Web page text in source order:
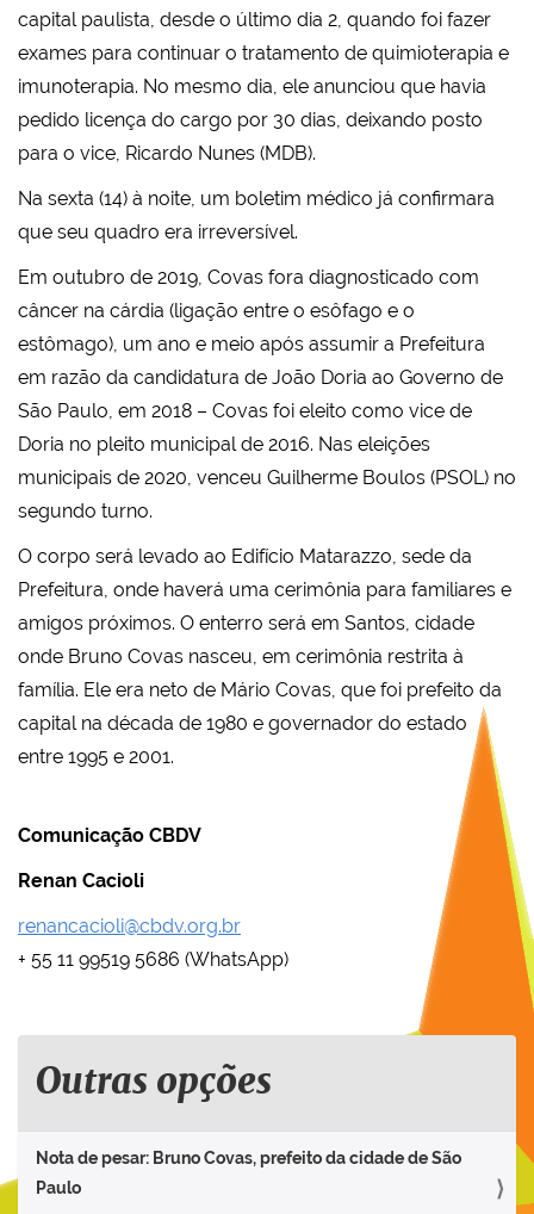
capital paulista, desde o último dia 2, quando foi fazer
exames para continuar o tratamento de quimioterapia e
imunoterapia. No mesmo dia, ele anunciou que havia
pedido licença do cargo por 30 dias, deixando posto
para o vice, Ricardo Nunes (MDB).
Na sexta (14) à noite, um boletim médico já confirmara
que seu quadro era irreversível. ​
Em outubro de 2019, Covas fora diagnosticado com
câncer na cárdia (ligação entre o esôfago e o
estômago), um ano e meio após assumir a Prefeitura
em razão da candidatura de João Doria ao Governo de
São Paulo, em 2018 – Covas foi eleito como vice de
Doria no pleito municipal de 2016. Nas eleições
municipais de 2020, venceu Guilherme Boulos (PSOL) no
segundo turno.
O corpo será levado ao Edifício Matarazzo, sede da
Prefeitura, onde haverá uma cerimônia para familiares e
amigos próximos. O enterro será em Santos, cidade
onde Bruno Covas nasceu, em cerimônia restrita à
família. Ele era neto de Mário Covas, que foi prefeito da
capital na década de 1980 e governador do estado
entre 1995 e 2001.
Comunicação CBDV
Renan Cacioli
renancacioli@cbdv.org.br
+ 55 11 99519 5686 (WhatsApp)
Outras opções
Nota de pesar: Bruno Covas, prefeito da cidade de São
Paulo